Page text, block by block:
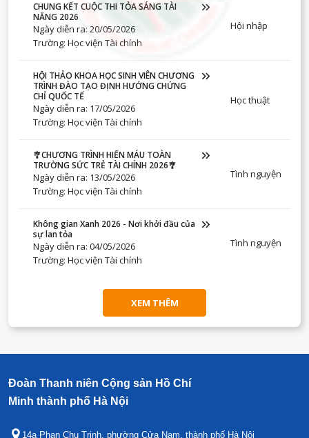
CHUNG KẾT CUỘC THI TỎA SÁNG TÀI
NĂNG 2026
Ngày diễn ra: 20/05/2026
Trường: Học viện Tài chính
Hội nhập
HỘI THẢO KHOA HỌC SINH VIÊN CHƯƠNG
TRÌNH ĐÀO TẠO ĐỊNH HƯỚNG CHỨNG
CHỈ QUỐC TẾ
Ngày diễn ra: 17/05/2026
Trường: Học viện Tài chính
Học thuật
🎐CHƯƠNG TRÌNH HIẾN MÁU TOÀN
TRƯỜNG SỨC TRẺ TÀI CHÍNH 2026🎐
Ngày diễn ra: 13/05/2026
Trường: Học viện Tài chính
Tình nguyện
Không gian Xanh 2026 - Nơi khởi đầu của
sự lan tỏa
Ngày diễn ra: 04/05/2026
Trường: Học viện Tài chính
Tình nguyện
XEM THÊM
Đoàn Thanh niên Cộng sản Hồ Chí
Minh thành phố Hà Nội
14a Phan Chu Trinh, phường Cửa Nam, thành phố Hà Nội